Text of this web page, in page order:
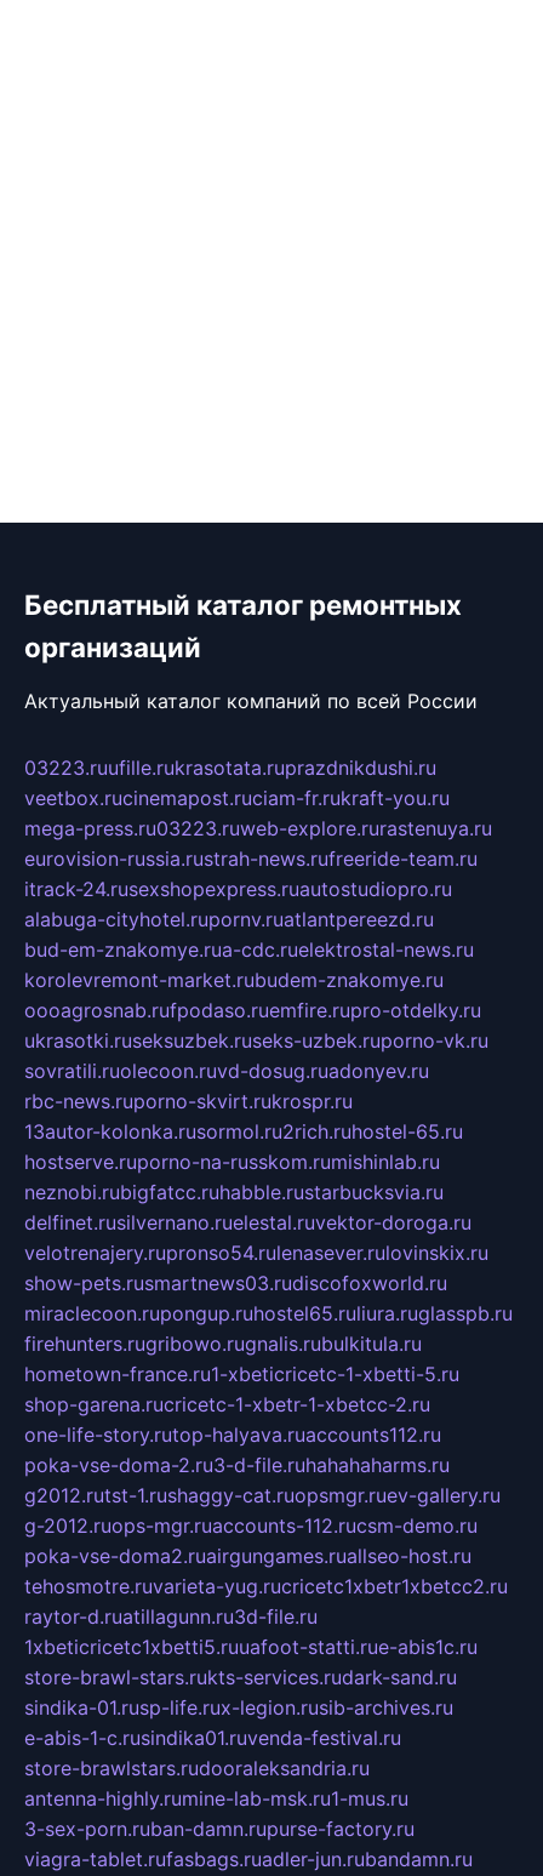
Бесплатный каталог ремонтных
организаций
Актуальный каталог компаний по всей России
03223.ruufille.rukrasotata.ruprazdnikdushi.ru
veetbox.rucinemapost.ruciam-fr.rukraft-you.ru
mega-press.ru03223.ruweb-explore.rurastenuya.ru
eurovision-russia.rustrah-news.rufreeride-team.ru
itrack-24.rusexshopexpress.ruautostudiopro.ru
alabuga-cityhotel.rupornv.ruatlantpereezd.ru
bud-em-znakomye.rua-cdc.ruelektrostal-news.ru
korolevremont-market.rubudem-znakomye.ru
oooagrosnab.rufpodaso.ruemfire.rupro-otdelky.ru
ukrasotki.ruseksuzbek.ruseks-uzbek.ruporno-vk.ru
sovratili.ruolecoon.ruvd-dosug.ruadonyev.ru
rbc-news.ruporno-skvirt.rukrospr.ru
13autor-kolonka.rusormol.ru2rich.ruhostel-65.ru
hostserve.ruporno-na-russkom.rumishinlab.ru
neznobi.rubigfatcc.ruhabble.rustarbucksvia.ru
delfinet.rusilvernano.ruelestal.ruvektor-doroga.ru
velotrenajery.rupronso54.rulenasever.rulovinskix.ru
show-pets.rusmartnews03.rudiscofoxworld.ru
miraclecoon.rupongup.ruhostel65.ruliura.ruglasspb.ru
firehunters.rugribowo.rugnalis.rubulkitula.ru
hometown-france.ru1-xbeticricetc-1-xbetti-5.ru
shop-garena.rucricetc-1-xbetr-1-xbetcc-2.ru
one-life-story.rutop-halyava.ruaccounts112.ru
poka-vse-doma-2.ru3-d-file.ruhahahaharms.ru
g2012.rutst-1.rushaggy-cat.ruopsmgr.ruev-gallery.ru
g-2012.ruops-mgr.ruaccounts-112.rucsm-demo.ru
poka-vse-doma2.ruairgungames.ruallseo-host.ru
tehosmotre.ruvarieta-yug.rucricetc1xbetr1xbetcc2.ru
raytor-d.ruatillagunn.ru3d-file.ru
1xbeticricetc1xbetti5.ruuafoot-statti.rue-abis1c.ru
store-brawl-stars.rukts-services.rudark-sand.ru
sindika-01.rusp-life.rux-legion.rusib-archives.ru
e-abis-1-c.rusindika01.ruvenda-festival.ru
store-brawlstars.rudooraleksandria.ru
antenna-highly.rumine-lab-msk.ru1-mus.ru
3-sex-porn.ruban-damn.rupurse-factory.ru
viagra-tablet.rufasbags.ruadler-jun.rubandamn.ru